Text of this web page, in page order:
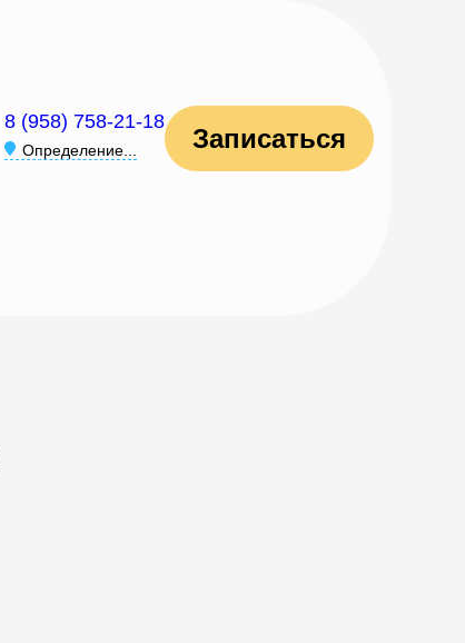
8 (958) 758-21-18
Определение... Записаться